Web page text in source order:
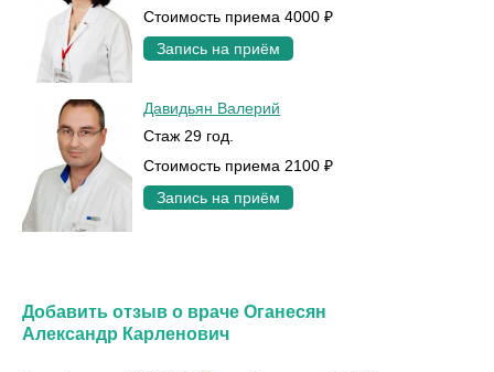
Стоимость приема 4000 ₽
Запись на приём
Давидьян Валерий
Стаж 29 год.
Стоимость приема 2100 ₽
Запись на приём
Добавить отзыв о враче Оганесян
Александр Карленович